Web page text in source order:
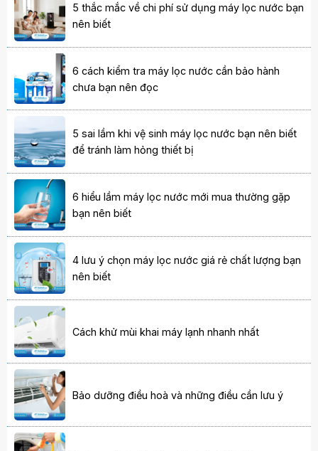
5 thắc mắc về chi phí sử dụng máy lọc nước bạn
nên biết
6 cách kiểm tra máy lọc nước cần bảo hành
chưa bạn nên đọc
5 sai lầm khi vệ sinh máy lọc nước bạn nên biết
để tránh làm hỏng thiết bị
6 hiểu lầm máy lọc nước mới mua thường gặp
bạn nên biết
4 lưu ý chọn máy lọc nước giá rẻ chất lượng bạn
nên biết
Cách khử mùi khai máy lạnh nhanh nhất
Bảo dưỡng điều hoà và những điều cần lưu ý